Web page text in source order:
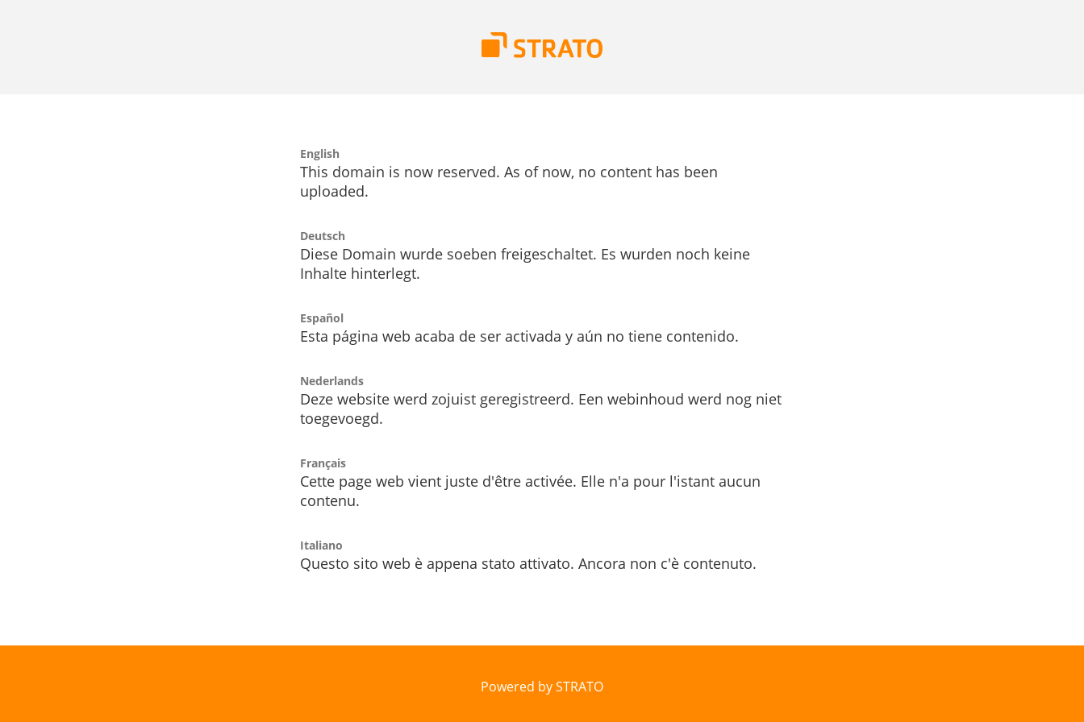
English
This domain is now reserved. As of now, no content has been
uploaded.
Deutsch
Diese Domain wurde soeben freigeschaltet. Es wurden noch keine
Inhalte hinterlegt.
Español
Esta página web acaba de ser activada y aún no tiene contenido.
Nederlands
Deze website werd zojuist geregistreerd. Een webinhoud werd nog niet
toegevoegd.
Français
Cette page web vient juste d'être activée. Elle n'a pour l'istant aucun
contenu.
Italiano
Questo sito web è appena stato attivato. Ancora non c'è contenuto.
Powered by STRATO